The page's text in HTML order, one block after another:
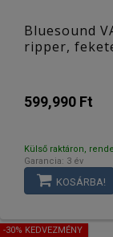
Bluesound
ripper,
599,990 Ft
Külső raktáron,
Garancia: 3 év
KOSÁRBA!
-30% KEDVEZMÉNY